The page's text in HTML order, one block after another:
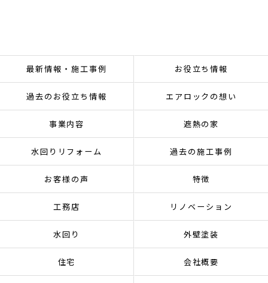
最新情報・施工事例 お役立ち情報
過去のお役立ち情報 エアロックの想い
事業内容 遮熱の家
水回りリフォーム 過去の施工事例
お客様の声 特徴
工務店 リノベーション
水回り 外壁塗装
住宅 会社概要